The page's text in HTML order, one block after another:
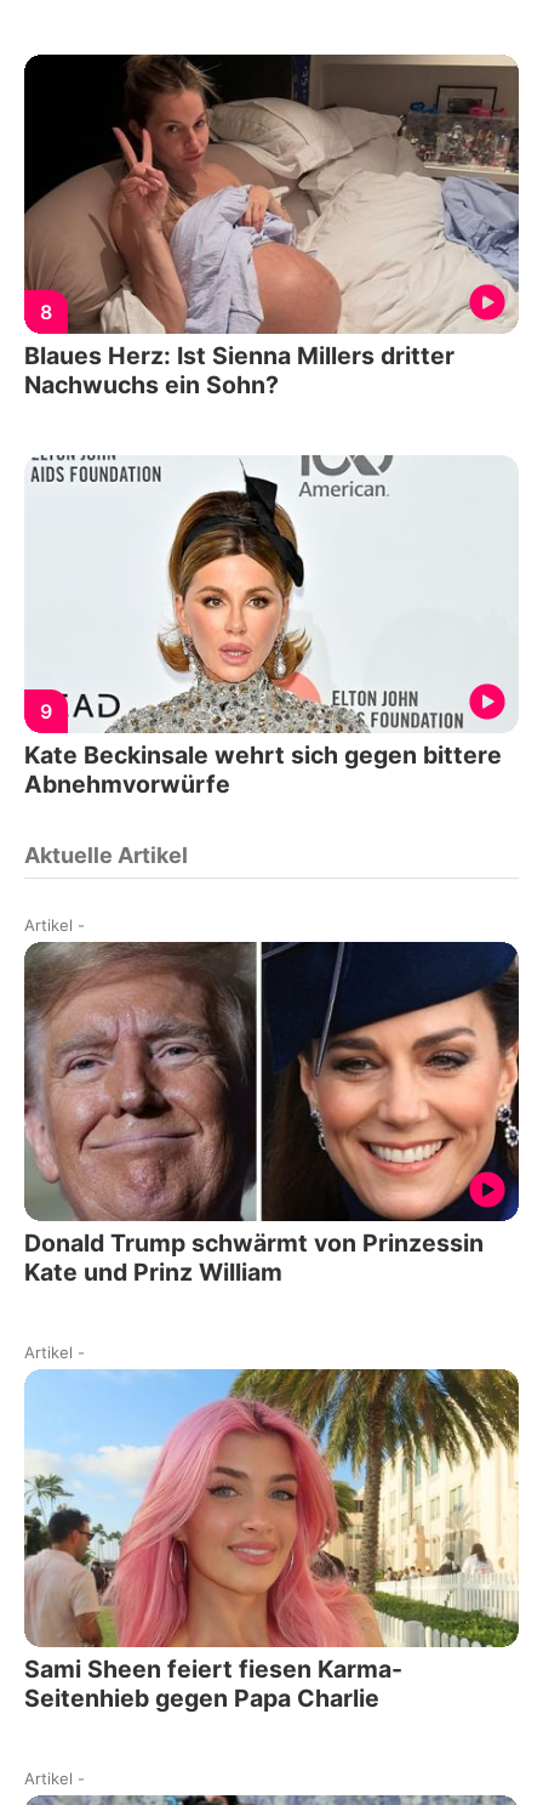
8
Blaues Herz: Ist Sienna Millers dritter
Nachwuchs ein Sohn?
9
Kate Beckinsale wehrt sich gegen bittere
Abnehmvorwürfe
Aktuelle Artikel
Artikel -
Donald Trump schwärmt von Prinzessin
Kate und Prinz William
Artikel -
Sami Sheen feiert fiesen Karma-
Seitenhieb gegen Papa Charlie
Artikel -